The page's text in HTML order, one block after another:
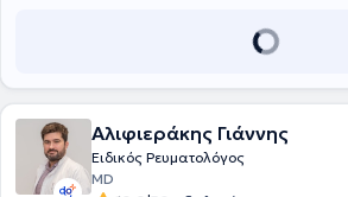
Αλιφιεράκης Γιάννης
Ειδικός Ρευματολόγος
MD